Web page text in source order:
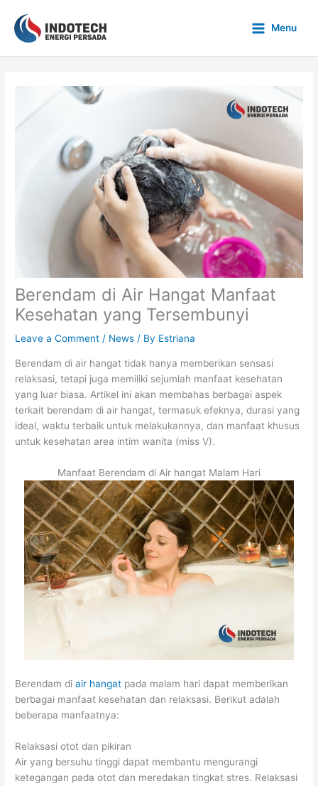
content
Menu
Berendam di Air Hangat Manfaat
Kesehatan yang Tersembunyi
Leave a Comment / News / By Estriana
Berendam di air hangat tidak hanya memberikan sensasi
relaksasi, tetapi juga memiliki sejumlah manfaat kesehatan
yang luar biasa. Artikel ini akan membahas berbagai aspek
terkait berendam di air hangat, termasuk efeknya, durasi yang
ideal, waktu terbaik untuk melakukannya, dan manfaat khusus
untuk kesehatan area intim wanita (miss V).
Manfaat Berendam di Air hangat Malam Hari
Berendam diair hangat pada malam hari dapat memberikan
berbagai manfaat kesehatan dan relaksasi. Berikut adalah
beberapa manfaatnya:
Relaksasi otot dan pikiran
Air yang bersuhu tinggi dapat membantu mengurangi
ketegangan pada otot dan meredakan tingkat stres. Relaksasi